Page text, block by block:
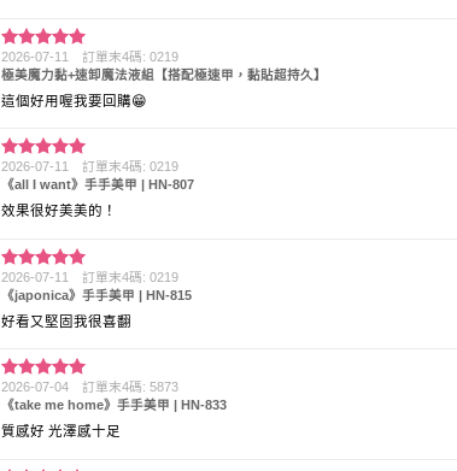
評分5滿
分 5
2026-07-11
訂單末4碼: 0219
極美魔力黏+速卸魔法液組【搭配極速甲，黏貼超持久】
這個好用喔我要回購😁
評分5滿
分 5
2026-07-11
訂單末4碼: 0219
《all I want》手手美甲 | HN-807
效果很好美美的！
評分5滿
分 5
2026-07-11
訂單末4碼: 0219
《japonica》手手美甲 | HN-815
好看又堅固我很喜翻
評分5滿
分 5
2026-07-04
訂單末4碼: 5873
《take me home》手手美甲 | HN-833
質感好 光澤感十足